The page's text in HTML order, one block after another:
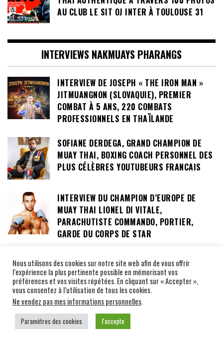
AU CLUB LE SIT OJ INTER À TOULOUSE 31
INTERVIEWS NAKMUAYS PHARANGS
INTERVIEW DE JOSEPH « THE IRON MAN »
JITMUANGNON (SLOVAQUIE), PREMIER
COMBAT À 5 ANS, 220 COMBATS
PROFESSIONNELS EN THAÏLANDE
SOFIANE DERDEGA, GRAND CHAMPION DE
MUAY THAI, BOXING COACH PERSONNEL DES
PLUS CÉLÈBRES YOUTUBEURS FRANCAIS
INTERVIEW DU CHAMPION D’EUROPE DE
MUAY THAI LIONEL DI VITALE,
PARACHUTISTE COMMANDO, PORTIER,
GARDE DU CORPS DE STAR
INTERVIEWS NAKMUAYS YING
INTERVIEW DE LA PHÉNOMÉNALE PHETJEEJA
OR MEEKHUN, CHAMPIONNE DU MONDE ONE
CHAMPIONSHIP, 130 COMBATS CONTRE DES
Nous utilisons des cookies sur notre site web afin de vous offrir
l’expérience la plus pertinente possible en mémorisant vos
préférences et vos visites répétées. En cliquant sur « Accepter »,
vous consentez à l’utilisation de tous les cookies.
Ne vendez pas mes informations personnelles.
Paramètres des cookies J'accepte